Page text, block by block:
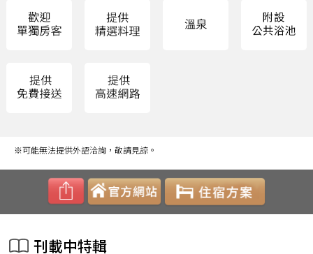
※可能無法提供外語洽詢，敬請見諒。
刊載中特輯